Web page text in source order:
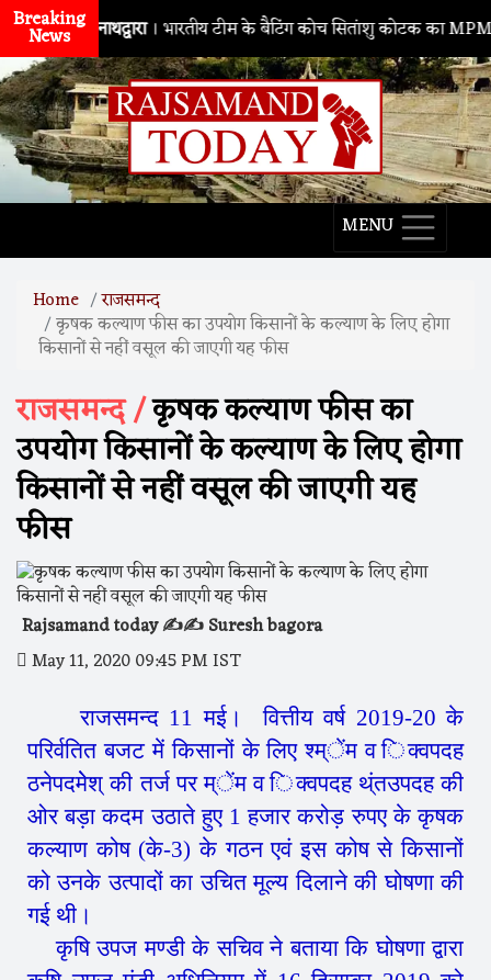
Breaking
Newsनाथद्वारा। भारतीय टीम के बैटिंग कोच सितांशु कोटक का MPMSC
MENU
Home राजसमन्द
कृषक कल्याण फीस का उपयोग किसानों के कल्याण के लिए होगा
किसानों से नहीं वसूल की जाएगी यह फीस
राजसमन्द /कृषक कल्याण फीस का
उपयोग किसानों के कल्याण के लिए होगा
किसानों से नहीं वसूल की जाएगी यह
फीस
Rajsamand today ✍️✍️ Suresh bagora
May 11, 2020 09:45 PM IST
राजसमन्द 11 मई। वित्तीय वर्ष 2019-20 के
परिर्वतित बजट में किसानों के लिए श्म्ेंम व िक्वपदह
ठनेपदमेेश् की तर्ज पर म्ेंम व िक्वपदह थ्ंतउपदह की
ओर बड़ा कदम उठाते हुए 1 हजार करोड़ रुपए के कृषक
कल्याण कोष (के-3) के गठन एवं इस कोष से किसानों
को उनके उत्पादों का उचित मूल्य दिलाने की घोषणा की
गई थी।
कृषि उपज मण्डी के सचिव ने बताया कि घोषणा द्वारा